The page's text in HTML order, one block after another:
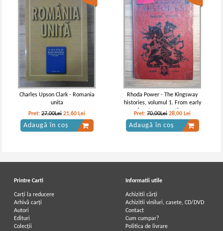
Charles Upson Clark - Romania
unita
Pret:27,00Lei 21,60 Lei
Adaugă în coș
Rhoda Power - The Kingsway
histories, volumul 1. From early
days to norman times
Pret:70,00Lei 28,00 Lei
Adaugă în coș
Printre Carti
Carți la reducere
Arhivă carți
Autori
Edituri
Colecții
Informatii utile
Achizitii cărți
Achizitii viniluri, casete, CD/DVD
Contact
Cum cumpar?
Politica de livrare